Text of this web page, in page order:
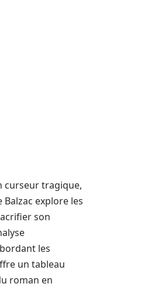
curseur tragique,
explore les
son
les
un tableau
roman en